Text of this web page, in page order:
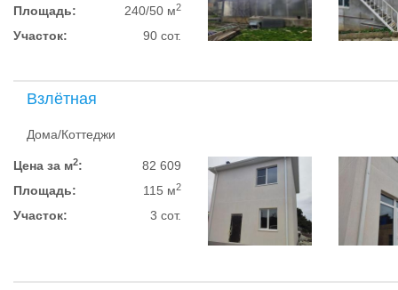
Площадь:
240/50 м2
Участок: 90 сот.
Взлётная
Дома/Коттеджи
Цена за м2:
82 609
Площадь:
115 м2
Участок: 3 сот.